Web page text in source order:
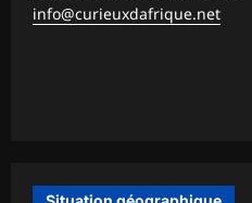
info@curieuxdafrique.net